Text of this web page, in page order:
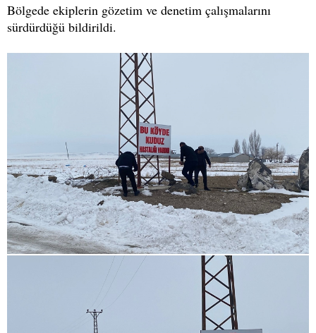
Bölgede ekiplerin gözetim ve denetim çalışmalarını
sürdürdüğü bildirildi.